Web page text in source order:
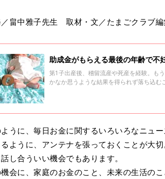
畠中雅子先生 取材・文／たまごクラブ編
第1子出産後、稽留流産や死産を経験。も
かなか思うような結果を得られず落ち込む
うに、毎日お金に関するいろいろなニュ
ように、アンテナを張っておくことが大
し合ういい機会でもあります。
会に、家庭のお金のこと、未来の生活の